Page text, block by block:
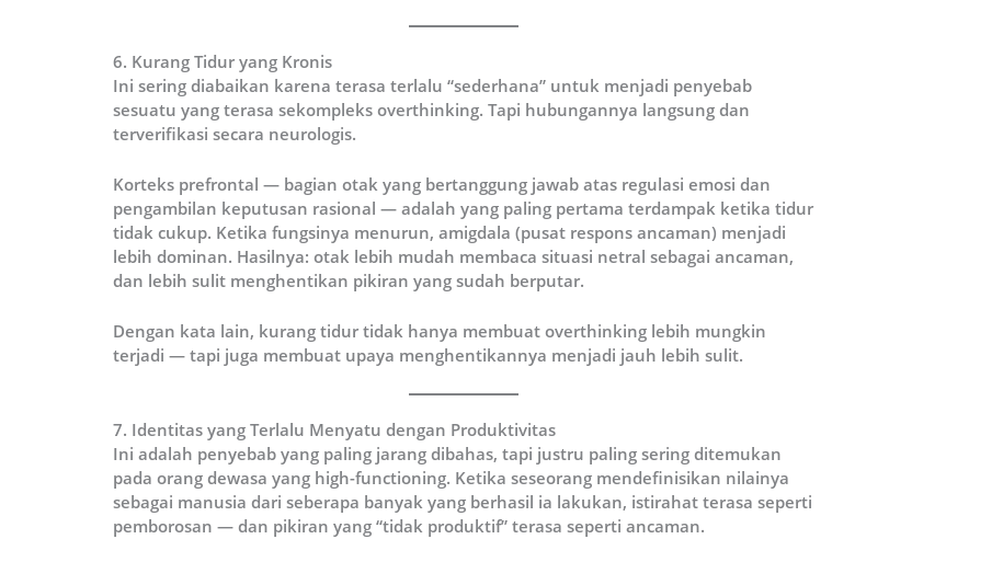
6. Kurang Tidur yang Kronis
Ini sering diabaikan karena terasa terlalu “sederhana” untuk menjadi penyebab
sesuatu yang terasa sekompleks overthinking. Tapi hubungannya langsung dan
terverifikasi secara neurologis.
Korteks prefrontal — bagian otak yang bertanggung jawab atas regulasi emosi dan
pengambilan keputusan rasional — adalah yang paling pertama terdampak ketika tidur
tidak cukup. Ketika fungsinya menurun, amigdala (pusat respons ancaman) menjadi
lebih dominan. Hasilnya: otak lebih mudah membaca situasi netral sebagai ancaman,
dan lebih sulit menghentikan pikiran yang sudah berputar.
Dengan kata lain, kurang tidur tidak hanya membuat overthinking lebih mungkin
terjadi — tapi juga membuat upaya menghentikannya menjadi jauh lebih sulit.
7. Identitas yang Terlalu Menyatu dengan Produktivitas
Ini adalah penyebab yang paling jarang dibahas, tapi justru paling sering ditemukan
pada orang dewasa yang high-functioning. Ketika seseorang mendefinisikan nilainya
sebagai manusia dari seberapa banyak yang berhasil ia lakukan, istirahat terasa seperti
pemborosan — dan pikiran yang “tidak produktif” terasa seperti ancaman.